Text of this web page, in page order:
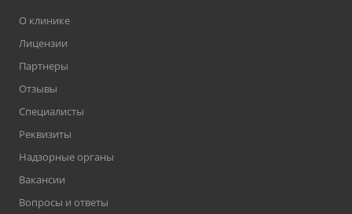
О клинике
Лицензии
Партнеры
Отзывы
Специалисты
Реквизиты
Надзорные органы
Вакансии
Вопросы и ответы